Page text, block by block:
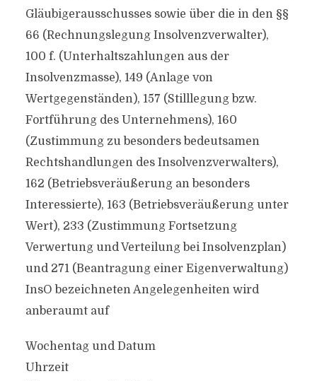
Gläubigerausschusses sowie über die in den §§
66 (Rechnungslegung Insolvenzverwalter),
100 f. (Unterhaltszahlungen aus der
Insolvenzmasse), 149 (Anlage von
Wertgegenständen), 157 (Stilllegung bzw.
Fortführung des Unternehmens), 160
(Zustimmung zu besonders bedeutsamen
Rechtshandlungen des Insolvenzverwalters),
162 (Betriebsveräußerung an besonders
Interessierte), 163 (Betriebsveräußerung unter
Wert), 233 (Zustimmung Fortsetzung
Verwertung und Verteilung bei Insolvenzplan)
und 271 (Beantragung einer Eigenverwaltung)
InsO bezeichneten Angelegenheiten wird
anberaumt auf
Wochentag und Datum
Uhrzeit